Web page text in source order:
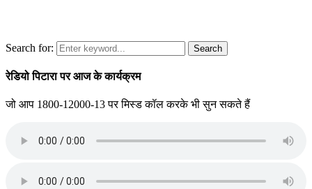
Search for: Search
रेडियो पिटारा पर आज के कार्यक्रम
जो आप 1800-12000-13 पर मिस्ड कॉल करके भी सुन सकते हैं